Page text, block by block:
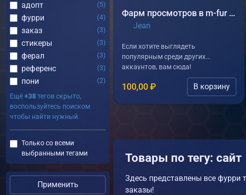
адопт (5)
фурри (4)
заказ (3)
стикеры (3)
ферал (3)
референс (3)
пони
(2)
Ещё+38тегов скрыто,
воспользуйтесь поиском
чтобы найти нужный.
Только со всеми
выбранными тегами
Применить
Фарм просмотров в m-fur акк/пост
Jean
Если хотите выглядеть
популярным среди других
аккаунтов, вам сюда!
100,00₽ В корзину
Товары по тегу: сайт
Здесь представлены все фурри
заказы!